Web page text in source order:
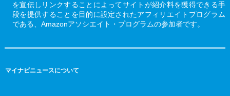
を宣伝しリンクすることによってサイトが紹介料を獲得できる手
段を提供することを目的に設定されたアフィリエイトプログラム
である、Amazonアソシエイト・プログラムの参加者です。
マイナビニュースについて